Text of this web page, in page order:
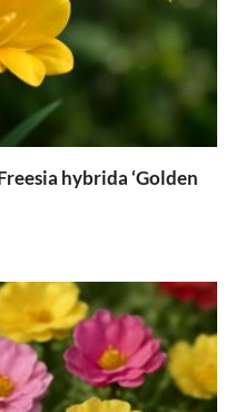
hybrida ‘Golden